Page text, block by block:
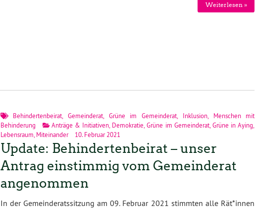
Weiterlesen »
Behindertenbeirat ,Gemeinderat Grüne im Gemeinderat Inklusion, Menschen mit
Behinderung
Anträge & Initiativen Demokratie ,Grüne im Gemeinderat, Grüne in Aying
Lebensraum Miteinander 10. Februar 2021
Update: Behindertenbeirat – unser
Antrag einstimmig vom Gemeinderat
angenommen
In der Gemeinderatssitzung am 09. Februar 2021 stimmten alle Rät*innen